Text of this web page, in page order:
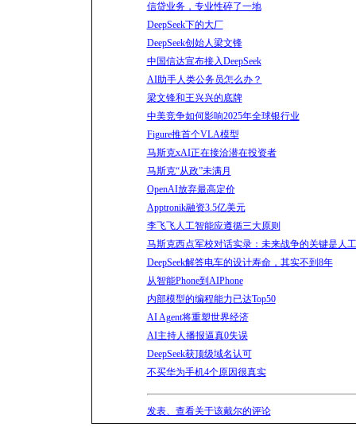
信贷业务，专业性碎了一地
DeepSeek下的大厂
DeepSeek创始人梁文锋
中国信达宣布接入DeepSeek
AI助手人类公务员怎么办？
梁文锋和王兴兴的底牌
中美竞争如何影响2025年全球银行业
Figure推首个VLA模型
马斯克xAI正在接洽潜在投资者
马斯克“从政”未满月
OpenAI放弃最高定价
Apptronik融资3.5亿美元
李飞飞人工智能应遵循三大原则
马斯克西点军校对话实录：未来战争的关键是人
DeepSeek解答电车的设计寿命，其实不到8年
从智能Phone到AIPhone
内部模型的编程能力已达Top50
AI Agent将重塑世界经济
AI主持人播报逼真0失误
DeepSeek获顶级域名认可
不买华为手机4个原因很真实
发表、查看关于该戴尔的评论